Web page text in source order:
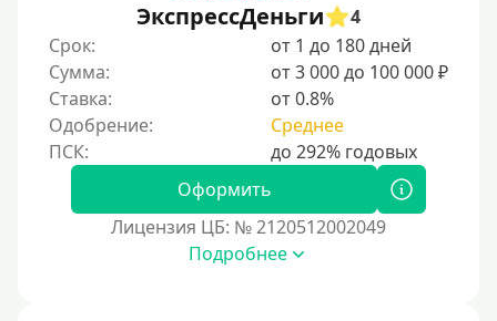
Без справок и поручителей
Без посредников
Процент
Под 1 %
С пролонгацией (продлением)
Под высокий процент
ЭкспрессДеньги
4
Срок:
от 1 до 180 дней
Сумма:
от 3 000 до 100 000 ₽
Ставка:
от 0.8%
Одобрение:
Среднее
Оформить
Лицензия ЦБ: № 2120512002049
Подробнее